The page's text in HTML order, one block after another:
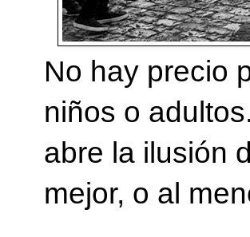
No hay precio
niños o
abre la ilusión
mejor, o al